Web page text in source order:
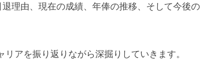
理由、現在の成績、年俸の推移、そして今後の
アを振り返りながら深掘りしていきます。